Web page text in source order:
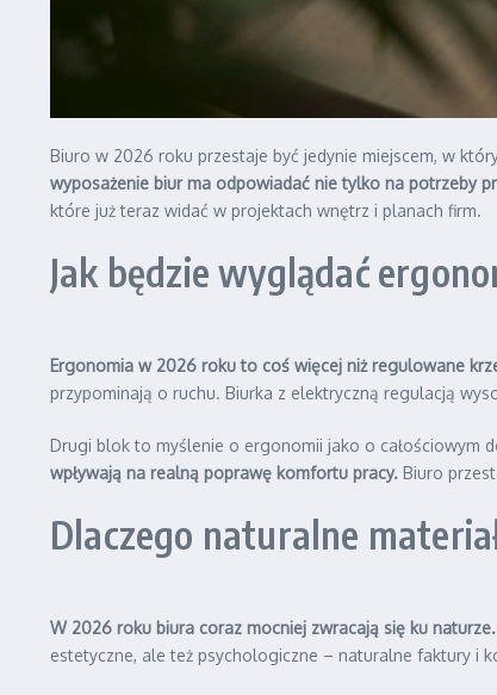
Biuro w 2026 roku przestaje być jedynie miejscem, w
wyposażenie biur ma odpowiadać nie tylko na potrzeby
które już teraz widać w projektach wnętrz i planach firm.
Jak będzie wyglądać
Ergonomia w 2026 roku to coś więcej niż regulowane
przypominają o ruchu. Biurka z elektryczną regulacją
Drugi blok to myślenie o ergonomii jako o całościowym
wpływają na realną poprawę komfortu pracy. Biuro
Dlaczego naturalne
W 2026 roku biura coraz mocniej zwracają się ku naturze.
estetyczne, ale też psychologiczne – naturalne faktury i